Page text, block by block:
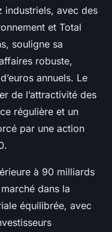
industriels, avec des
et Total
souligne sa
robuste,
annuels. Le
de l’attractivité des
régulière et un
par une action
à 90 milliards
dans la
équilibrée, avec